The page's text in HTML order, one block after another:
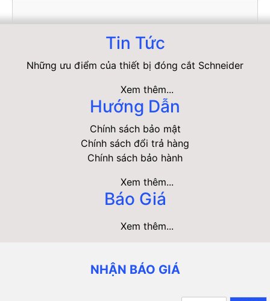
Tin Tức
Những ưu điểm của thiết bị đóng cắt Schneider
Xem thêm...
Hướng Dẫn
Chính sách bảo mật
Chính sách đổi trả hàng
Chính sách bảo hành
Xem thêm...
Báo Giá
Xem thêm...
NHẬN BÁO GIÁ